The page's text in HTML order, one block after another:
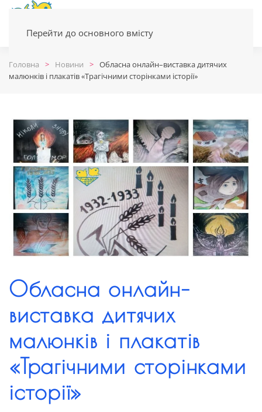
Перейти до основного вмісту
Головна Новини
Обласна онлайн–виставка дитячих
малюнків і плакатів «Трагічними сторінками історії»
Обласна онлайн–
виставка дитячих
малюнків і плакатів
«Трагічними сторінками
історії»